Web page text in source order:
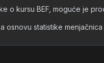
o kursu BEF, moguće je
osnovu statistike